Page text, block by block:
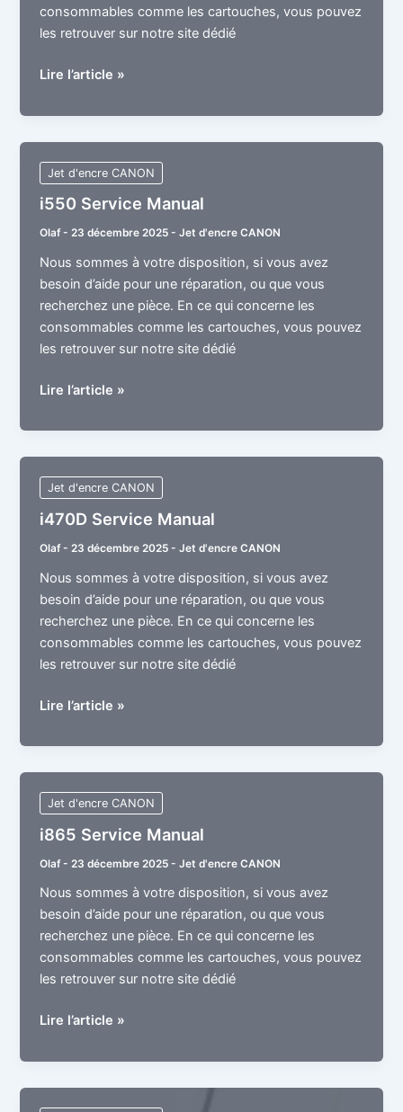
consommables comme les cartouches, vous pouvez
les retrouver sur notre site dédié
i70
Manual
Lire l’article »
Jet d'encre CANON
i550 Service Manual
Olaf-23 décembre 2025-Jet d'encre CANON
Nous sommes à votre disposition, si vous avez
besoin d’aide pour une réparation, ou que vous
recherchez une pièce. En ce qui concerne les
consommables comme les cartouches, vous pouvez
les retrouver sur notre site dédié
i550
Manual
Lire l’article »
Jet d'encre CANON
i470D Service Manual
Olaf-23 décembre 2025-Jet d'encre CANON
Nous sommes à votre disposition, si vous avez
besoin d’aide pour une réparation, ou que vous
recherchez une pièce. En ce qui concerne les
consommables comme les cartouches, vous pouvez
les retrouver sur notre site dédié
i470D
Manual
Lire l’article »
Jet d'encre CANON
i865 Service Manual
Olaf-23 décembre 2025-Jet d'encre CANON
Nous sommes à votre disposition, si vous avez
besoin d’aide pour une réparation, ou que vous
recherchez une pièce. En ce qui concerne les
consommables comme les cartouches, vous pouvez
les retrouver sur notre site dédié
i865
Manual
Lire l’article »